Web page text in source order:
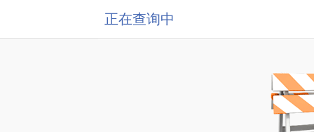
正在查询中